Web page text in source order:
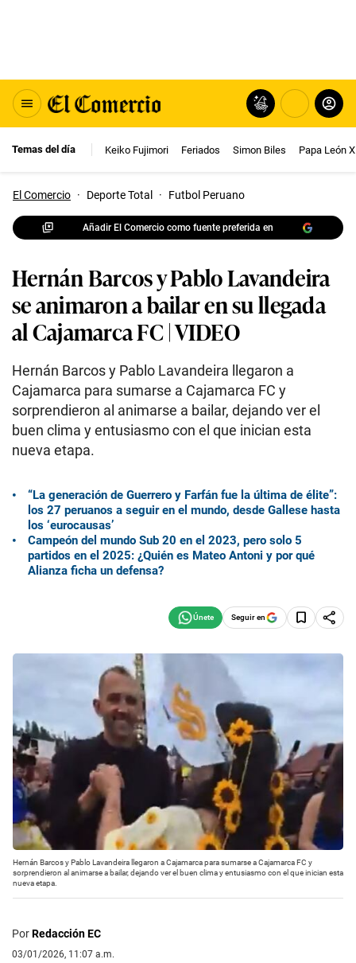
Temas del día Keiko Fujimori Feriados Simon Biles Papa León
El Comercio · Deporte Total · Futbol Peruano
Añadir El Comercio como fuente preferida en
Hernán Barcos y Pablo Lavandeira
se animaron a bailar en su llegada
al Cajamarca FC | VIDEO
Hernán Barcos y Pablo Lavandeira llegaron a
Cajamarca para sumarse a Cajamarca FC y
sorprendieron al animarse a bailar, dejando ver el
buen clima y entusiasmo con el que inician esta
nueva etapa.
“La generación de Guerrero y Farfán fue la última de élite”:
los 27 peruanos a seguir en el mundo, desde Gallese hasta
los ‘eurocausas’
Campeón del mundo Sub 20 en el 2023, pero solo 5
partidos en el 2025: ¿Quién es Mateo Antoni y por qué
Alianza ficha un defensa?
Seguir en
Hernán Barcos y Pablo Lavandeira llegaron a Cajamarca para sumarse a Cajamarca FC y
sorprendieron al animarse a bailar, dejando ver el buen clima y entusiasmo con el que inician esta
nueva etapa.
PorRedacción EC
03/01/2026, 11:07 a.m.